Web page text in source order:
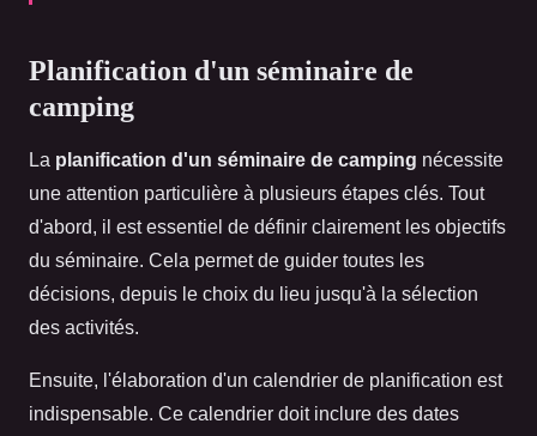
Planification d'un séminaire de
camping
La planification d'un séminaire de camping nécessite
une attention particulière à plusieurs étapes clés. Tout
d'abord, il est essentiel de définir clairement les objectifs
du séminaire. Cela permet de guider toutes les
décisions, depuis le choix du lieu jusqu'à la sélection
des activités.
Ensuite, l'élaboration d'un calendrier de planification est
indispensable. Ce calendrier doit inclure des dates